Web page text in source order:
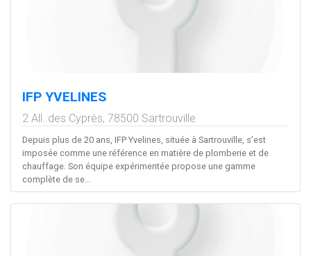
IFP YVELINES
2 All. des Cyprès, 78500 Sartrouville
Depuis plus de 20 ans, IFP Yvelines, située à Sartrouville, s’est
imposée comme une référence en matière de plomberie et de
chauffage. Son équipe expérimentée propose une gamme
complète de se...